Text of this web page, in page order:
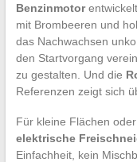
Benzinmotor
mit Brombeeren und
das Nachwachsen
den Startvorgang
zu gestalten. Und die
Referenzen zeigt sich
Für kleine Flächen
elektrische
Einfachheit, kein